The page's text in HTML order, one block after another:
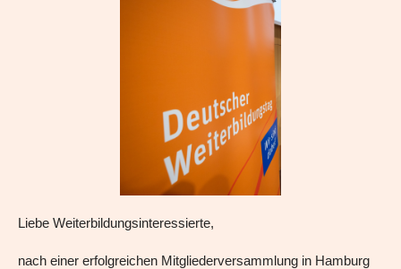
Liebe Weiterbildungsinteressierte,
nach einer erfolgreichen Mitgliederversammlung in Hamburg